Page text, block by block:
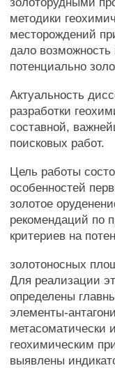
методики
месторождений
дало
потенциально
Актуальность
разработки
составной,
поисковых работ.
Цель работы
особенностей
золотое
рекомендаций по
критериев на
золотоносных
Для реализации
определены
элементы-
метасоматически
геохимическим
выявлены